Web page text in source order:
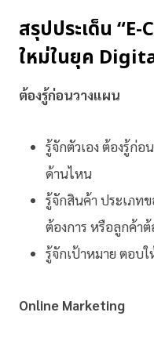
สรุปประเด็น
ใหม่ในยุค
ต้องรู้ก่อนวางแผน
รู้จักตัวเอง ต้องรู้ก่อ
ด้านไหน
รู้จักสินค้า ประเภท
ต้องการ หรือลูกค้าต้
รู้จักเป้าหมาย ตอบ
Online Marketing